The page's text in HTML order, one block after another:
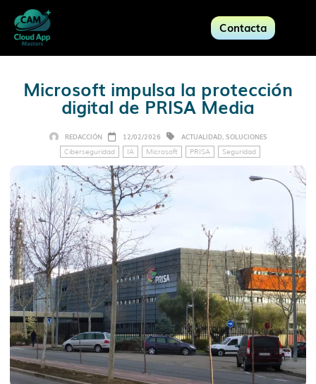
Contacta
Microsoft impulsa la protección
digital de PRISA Media
REDACCIÓN 12/02/2026 ACTUALIDAD, SOLUCIONES
Ciberseguridad IA Microsoft PRISA Seguridad